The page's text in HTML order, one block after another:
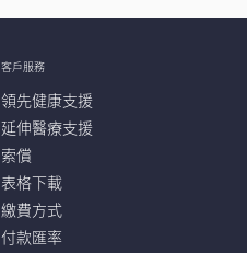
客戶服務
領先健康支援
延伸醫療支援
索償
表格下載
繳費方式
付款匯率